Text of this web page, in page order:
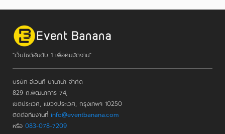
"เว็บไซต์อันดับ 1 เพื่อคนจัดงาน"
บริษัท อีเวนท์ บานาน่า จำกัด
829 ถ.พัฒนาการ 74,
เขตประเวศ, แขวงประเวศ, กรุงเทพฯ 10250
ติดต่อทีมงานที่ info@eventbanana.com
หรือ 083-078-7209